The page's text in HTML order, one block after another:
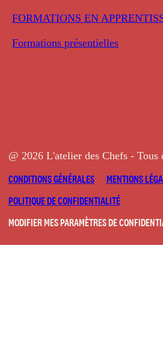
FORMATIONS EN
Formations présentielles
@ 2026 L'atelier des Chefs - Tous
CONDITIONS GÉNÉRALES
MENTIONS
POLITIQUE DE CONFIDENTIALITÉ
MODIFIER MES PARAMÈTRES DE